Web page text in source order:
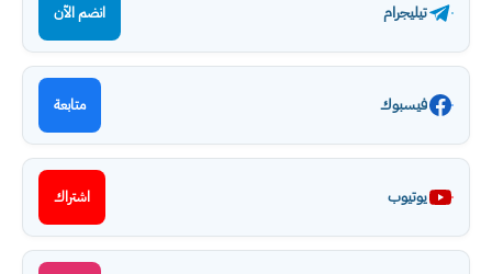
تيليجرام انضم الآن
فيسبوك متابعة
يوتيوب اشتراك